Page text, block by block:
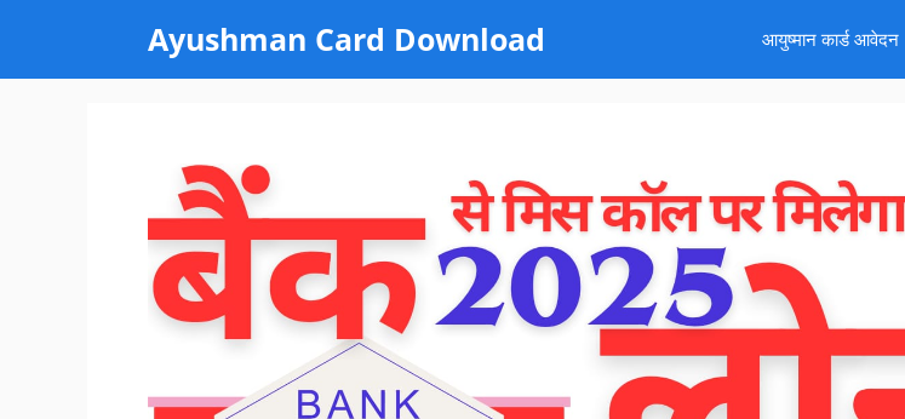
content
Ayushman Card Download आयुष्मान कार्ड आवेदन